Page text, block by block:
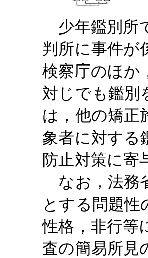
少年鑑別所
判所に事件が
検察庁のほか
対じでも鑑別
は，他の矯正
象者に対する
防止対策に寄
なお，法務
とする問題性
性格，非行等
査の簡易所見